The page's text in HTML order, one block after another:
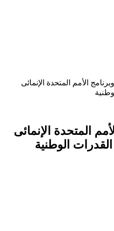
الأمم المتحدة الإنمائى
المتحدة الإنمائى
الوطنية